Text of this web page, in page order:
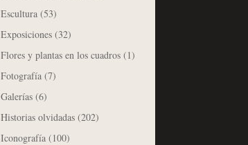
Escultura (53)
Exposiciones (32)
Flores y plantas en los cuadros (1)
Fotografía (7)
Galerías (6)
Historias olvidadas (202)
Iconografía (100)